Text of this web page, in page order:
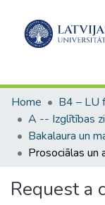
Home
Request a